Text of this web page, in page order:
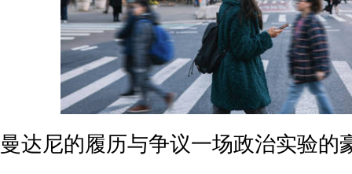
曼达尼的履历与争议一场政治实验的